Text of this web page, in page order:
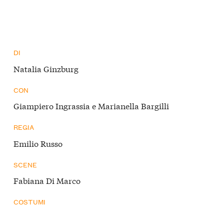
DI
Natalia Ginzburg
CON
Giampiero Ingrassia e Marianella Bargilli
REGIA
Emilio Russo
SCENE
Fabiana Di Marco
COSTUMI